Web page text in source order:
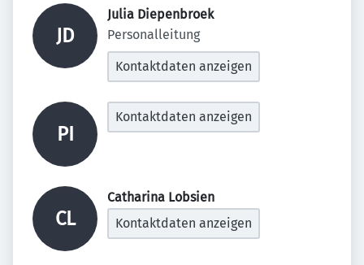
JD
Julia Diepenbroek
Personalleitung
Kontaktdaten anzeigen
PI
Kontaktdaten anzeigen
CL
Catharina Lobsien
Kontaktdaten anzeigen